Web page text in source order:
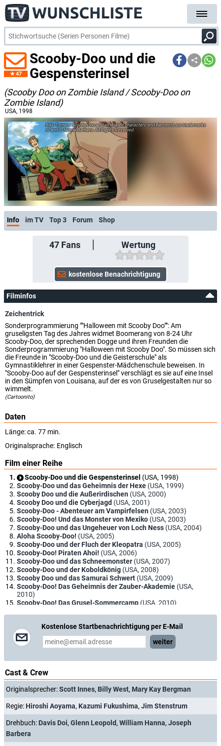
47
Scooby-Doo und die
Gespensterinsel
(Scooby Doo on Zombie Island / Scooby-Doo on
Zombie Island)
USA, 1998
Turner / Scooby-Doo and all related characters and elements are trademarks
of and © Hanna-Barbera. All Rights Reserved.
Info im TV Top 3 Forum Shop
47Fans Wertung
Filminfos
Zeichentrick
Sonderprogrammierung ""Halloween mit Scooby Doo"": Am
gruseligsten Tag des Jahres widmet Boomerang von 8-24 Uhr
Scooby-Doo, der sprechenden Dogge und ihren Freunden die
Sonderprogrammierung "Halloween mit Scooby Doo". So müssen sich
die Freunde in "Scooby-Doo und die Geisterschule" als
Gymnastiklehrer in einer Gespenster-Mädchenschule beweisen. In
"Scooby-Doo auf der Gespensterinsel" verschlägt es sie auf eine Insel
in den Sümpfen von Louisana, auf der es von Gruselgestalten nur so
wimmelt.
(Cartoonito)
Daten
Länge: ca. 77 min.
Originalsprache: Englisch
Film einer Reihe
Scooby-Doo und die Gespensterinsel (USA, 1998)
Scooby-Doo und das Geheimnis der Hexe (USA, 1999)
Scooby Doo und die Außerirdischen (USA, 2000)
Scooby Doo und die Cyberjagd (USA, 2001)
Scooby-Doo - Abenteuer am Vampirfelsen (USA, 2003)
Scooby-Doo! Und das Monster von Mexiko (USA, 2003)
Scooby-Doo und das Ungeheuer von Loch Ness (USA, 2004)
Aloha Scooby-Doo! (USA, 2005)
Scooby-Doo und der Fluch der Kleopatra (USA, 2005)
Scooby-Doo! Piraten Ahoi! (USA, 2006)
Scooby-Doo und das Schneemonster (USA, 2007)
Scooby-Doo und der Koboldkönig (USA, 2008)
Scooby Doo und das Samurai Schwert (USA, 2009)
Scooby-Doo! Das Geheimnis der Zauber-Akademie (USA,
2010)
Scooby-Doo! Das Grusel-Sommercamp (USA, 2010)
Scooby-Doo und die Werwölfe(USA, 2012)
Scooby-Doo! Die Maske des blauen Falken
(USA, 2012)
Scooby-Doo und die geheimnisvolle Schatzkarte(USA,
Scooby-Doo! Lampenfieber(USA, 2013)
Scooby-Doo und der Fluch der von Dinkensteins
Scooby Doo: Durchgeknallt im All
Scooby-Doo und KISS: Das Rock-'n'-Roll-Rätsel
(USA, 2015)
Scooby-Doo und das WrestleMania-Rätsel
(USA, 2014)
Scooby im Wilden Westen
(USA, 2017)
Scooby-Doo! und der Fluch des 13. Geistes(USA, 2019)
Süßes oder Saures Scooby-Doo! (USA, 2022)
gezeigt bei:Scooby-Doo! Specials (USA, 1979 – )
Kostenlose Startbenachrichtigung per E-Mail
weiter
Cast & Crew
Originalsprecher:Scott Innes, Billy West, Mary Kay Bergman
Regie: Hiroshi Aoyama, Kazumi Fukushima, Jim Stenstrum
Drehbuch: Davis Doi, Glenn Leopold , William Hanna, Joseph
Barbera